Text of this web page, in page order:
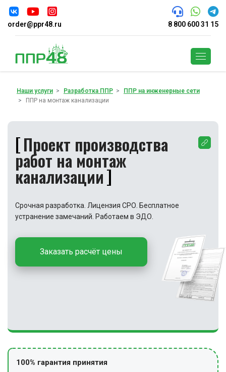
order@ppr48.ru 8 800 600 31 15
Наши услуги Разработка ППР
ППР на инженерные сети
ППР на монтаж канализации
Проект производства
работ на монтаж
канализации
Срочная разработка. Лицензия СРО. Бесплатное
устранение замечаний. Работаем в ЭДО.
Заказать расчёт цены
100% гарантия принятия